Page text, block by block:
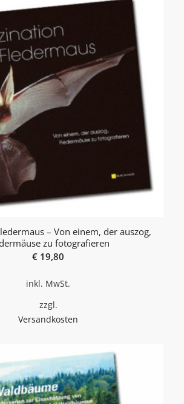
– Von einem, der auszog,
zu fotografieren
€ 19,80
inkl. MwSt.
zzgl.
Versandkosten